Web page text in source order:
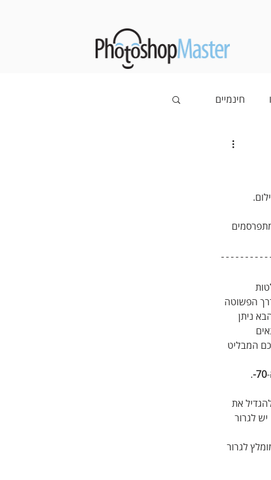
חינמיים
הפשוטה
ניתן
המבליט
70-
.
את
לגרור
לגרור